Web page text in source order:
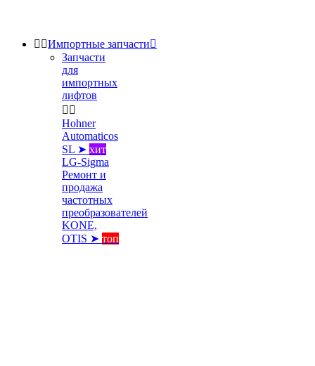
 Импортные запчасти
Запчасти
для
импортных
лифтов
 
Hohner
Automaticos
SL ➤ хит
LG-Sigma
Ремонт и
продажа
частотных
преобразователей
KONE,
OTIS ➤ топ